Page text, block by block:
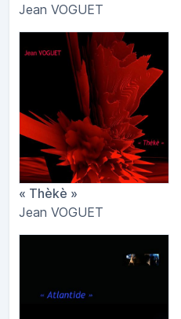
Jean VOGUET
« Thèkè »
Jean VOGUET